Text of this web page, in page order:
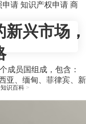
申请 知识产权申请 商
知识百科>
兴市场，
成员国组成，包含：
亚、缅甸、菲律宾、新